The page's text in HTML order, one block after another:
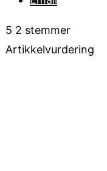
5 2 stemmer
Artikkelvurdering